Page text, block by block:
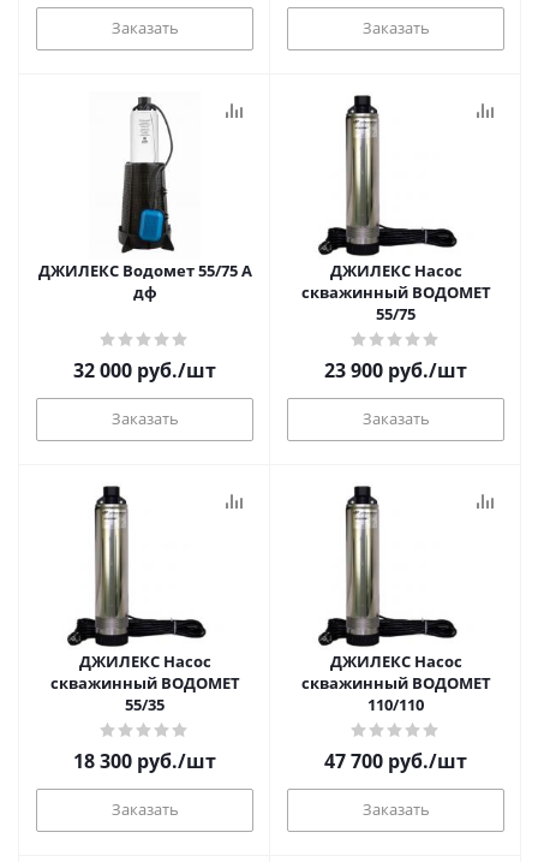
Заказать Заказать
ДЖИЛЕКС Водомет 55/75 А
дф
32 000 руб./шт
Заказать
ДЖИЛЕКС Насос
скважинный ВОДОМЕТ
55/75
23 900 руб./шт
Заказать
ДЖИЛЕКС Насос
скважинный ВОДОМЕТ
55/35
18 300 руб./шт
Заказать
ДЖИЛЕКС Насос
скважинный ВОДОМЕТ
110/110
47 700 руб./шт
Заказать